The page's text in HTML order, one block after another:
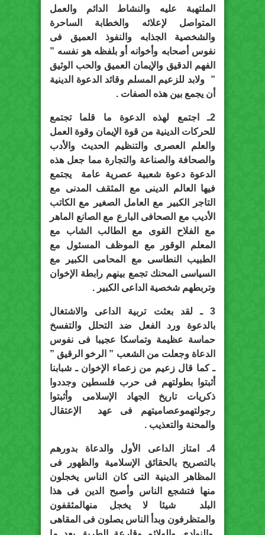
الملتهبة عليه والنشاط الدائم والعمل
المتواصل لإعلائه والخطابة الساحرة
والشخصية الجذابه والنفوذ العميق فى
نفوس أصحابه وأخوانه أو بلفظه هو نفسه ”
الفهم الدقيق والإيمان العميق والحب الوثيق
” ولابد للزعيم المسلم وقائد الدعوة الدينية
أن يجمع بين هذه الصفات .
2ـ اجتمع لهذه الدعوة ما قلما تجتمع
للحركات الدينية من قوة الإيمان وقوة العمل
والعلم العصرى والتنظيم الحديث والأدب
والصحافة والصناعة والتجارة مما جعل هذه
الدعوة دعوة شعبية عصرية عامة يجتمع
فيها العالم الدينى مع المثقف المدنى مع
التاجر الكبير مع العامل الصغير مع الكاتب
الأديب مع الصحافى البارع مع الصانع الماهر
مع الفلاح القوى مع الطالب الشاب مع
المعلم الوقور مع الموظف المسئول مع
الطبيب النطاسى مع المحامى الكبير مع
السياسى المحنك تجمع بينهم رابطة الإخوان
وتربطهم شخصية الداعى الكبير .
3 ـ لقد بعثت تربية الداعى والاشتغال
بالدعوة ورد الفعل ضد التحلل والتفسخ
حماسة عظيمة وتماسكا عجيبا فى نفوس
الدعاة وجعلت من الشعب ” الرخو الرقيق ”
ـ كما قال زعيم من زعماء الإخوان ـ شبابنا
أثبتوا بطولتهم فى حرب فلسطين وجددوا
ذكريات تاريخ الجهاد الإسلامى وأثبتوا
رجولتهموعصاميتهم فى عهد الإعتقال
والمحنة والتعذيب .
4ـ امتاز الداعى الأول والدعاة بدورهم
بالتصريح بالحقائق الإسلامية والظهور فى
المظاهر الدينية التى كان الناس يخجلون
منها فتشجع الناس وأصبح الدين فى هذا
البلد شيئا لا يخجل منهالمثقفون
والمتظرفون وبدأ الناس يصلون فى المقاهى